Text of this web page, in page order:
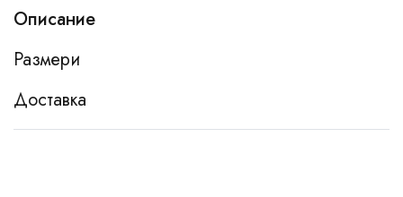
Описание
Размери
Доставка